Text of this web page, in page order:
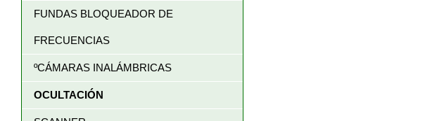
FUNDAS BLOQUEADOR DE
FRECUENCIAS
ºCÁMARAS INALÁMBRICAS
OCULTACIÓN